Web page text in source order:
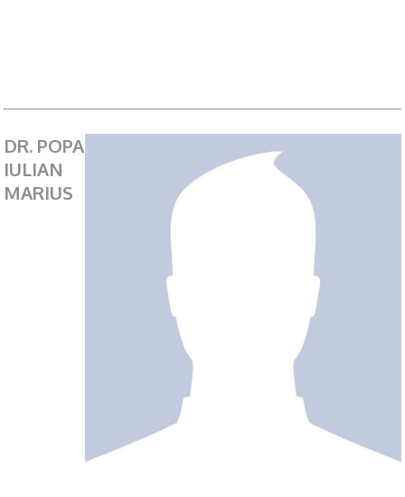
DR. POPA
IULIAN
MARIUS